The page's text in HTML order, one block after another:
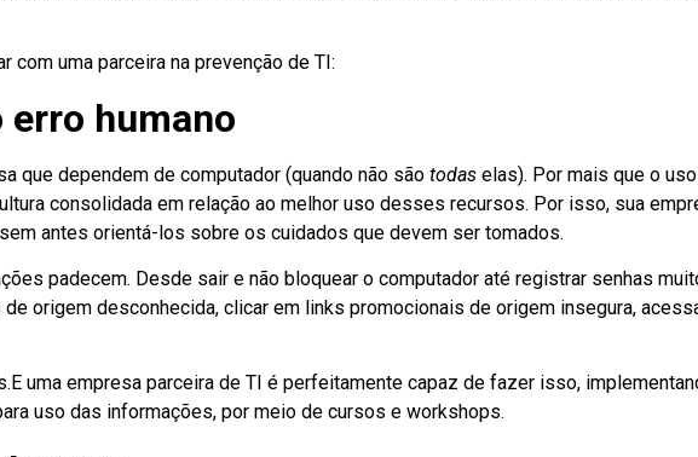
com uma parceira na prevenção de TI:
erro humano
que dependem de computador (quando não são todaselas). Por mais que o
consolidada em relação ao melhor uso desses recursos. Por isso, sua
antes orientá-los sobre os cuidados que devem ser tomados.
padecem. Desde sair e não bloquear o computador até registrar senhas
origem desconhecida, clicar em links promocionais de origem insegura,
uma empresa parceira de TI é perfeitamente capaz de fazer isso,
uso das informações, por meio de cursos e workshops.